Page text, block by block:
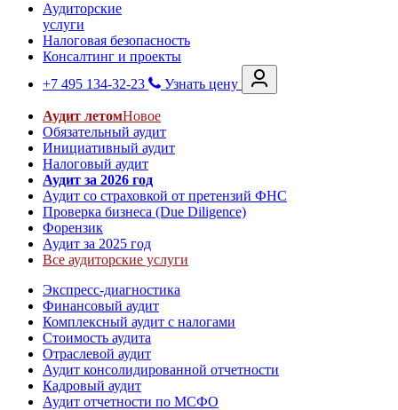
Аудиторские
услуги
Налоговая безопасность
Консалтинг и проекты
+7 495 134-32-23
Узнать цену
Аудит летомНовое
Обязательный аудит
Инициативный аудит
Налоговый аудит
Аудит за 2026 год
Аудит со страховкой от претензий ФНС
Проверка бизнеса (Due Diligence)
Форензик
Аудит за 2025 год
Все аудиторские услуги
Экспресс-диагностика
Финансовый аудит
Комплексный аудит с налогами
Стоимость аудита
Отраслевой аудит
Аудит консолидированной отчетности
Кадровый аудит
Аудит отчетности по МСФО